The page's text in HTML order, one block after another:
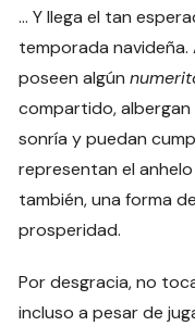
… Y llega el tan
temporada navideña.
poseen algún
compartido, albergan
sonría y puedan
representan el
también, una forma
prosperidad.
Por desgracia, no
incluso a pesar de